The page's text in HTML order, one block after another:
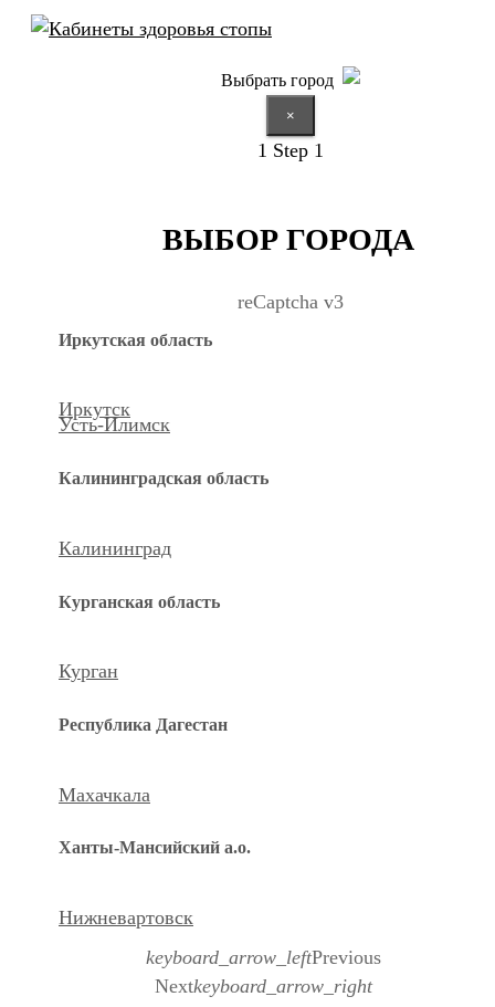
Выбрать город
×
1 Step 1
ВЫБОР ГОРОДА
reCaptcha v3
Иркутская область
Иркутск
Усть-Илимск
Калининградская область
Калининград
Курганская область
Курган
Республика Дагестан
Махачкала
Ханты-Мансийский а.о.
Нижневартовск
keyboard_arrow_leftPrevious
Nextkeyboard_arrow_right